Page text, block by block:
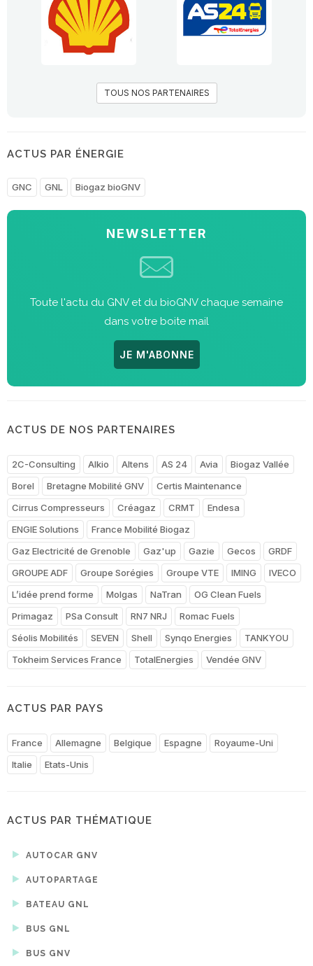
TOUS NOS PARTENAIRES
ACTUS PAR ÉNERGIE
GNC GNL Biogaz bioGNV
NEWSLETTER
Toute l'actu du GNV et du bioGNV chaque semaine
dans votre boite mail
JE M'ABONNE
ACTUS DE NOS PARTENAIRES
2C-Consulting Alkio Altens AS 24 Avia
Biogaz Vallée
Borel
Bretagne Mobilité GNV
Certis Maintenance
Cirrus Compresseurs
Créagaz CRMT
Endesa
ENGIE Solutions
France Mobilité Biogaz
Gaz Electricité de Grenoble
Gaz'up Gazie Gecos
GRDF
GROUPE ADF
Groupe Sorégies Groupe VTE IMING
IVECO
L’idée prend forme
Molgas NaTran
OG Clean Fuels
Primagaz
PSa Consult RN7 NRJ
Romac Fuels
Séolis Mobilités
SEVEN Shell Synqo Energies
TANKYOU
Tokheim Services France
TotalEnergies Vendée GNV
ACTUS PAR PAYS
France Allemagne Belgique Espagne
Royaume-Uni
Italie
Etats-Unis
ACTUS PAR THÉMATIQUE
AUTOCAR GNV
AUTOPARTAGE
BATEAU GNL
BUS GNL
BUS GNV